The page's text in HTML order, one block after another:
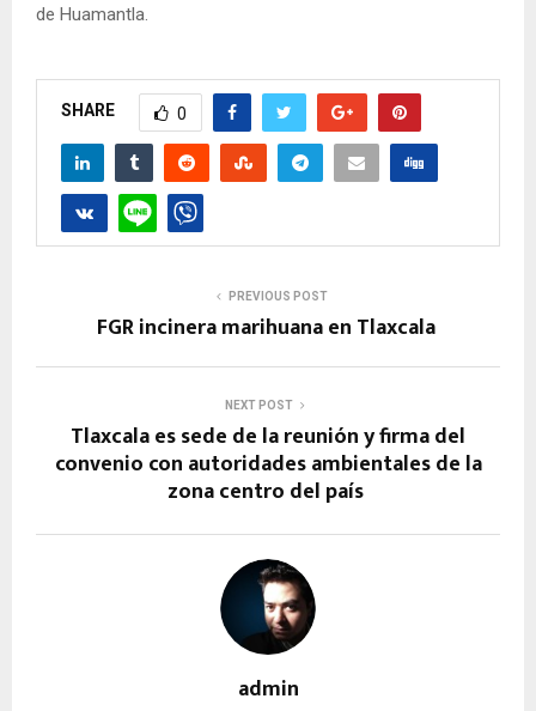
de Huamantla.
SHARE 0
PREVIOUS POST
FGR incinera marihuana en Tlaxcala
NEXT POST
Tlaxcala es sede de la reunión y firma del
convenio con autoridades ambientales de la
zona centro del país
admin